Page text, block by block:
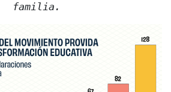
familia.